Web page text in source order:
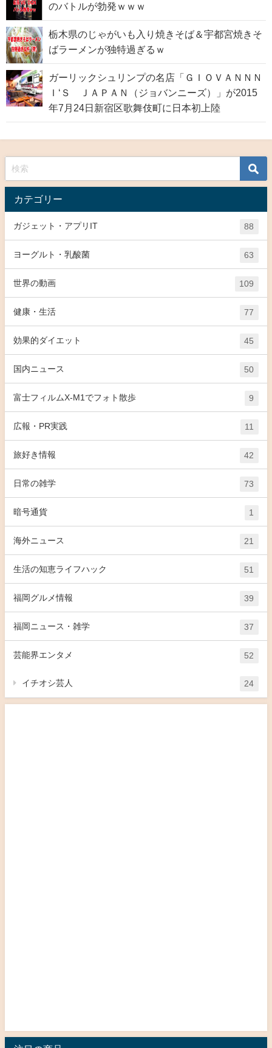
のバトルが勃発ｗｗｗ
栃木県のじゃがいも入り焼きそば＆宇都宮焼きそ
ばラーメンが独特過ぎるｗ
ガーリックシュリンプの名店「ＧＩＯＶＡＮＮＮ
Ｉ‘Ｓ ＪＡＰＡＮ（ジョバンニーズ）」が2015
年7月24日新宿区歌舞伎町に日本初上陸
カテゴリー
ガジェット・アプリIT 88
ヨーグルト・乳酸菌 63
世界の動画 109
健康・生活 77
効果的ダイエット 45
国内ニュース 50
富士フィルムX-M1でフォト散歩 9
広報・PR実践 11
旅好き情報 42
日常の雑学 73
暗号通貨 1
海外ニュース 21
生活の知恵ライフハック 51
福岡グルメ情報 39
福岡ニュース・雑学 37
芸能界エンタメ 52
イチオシ芸人 24